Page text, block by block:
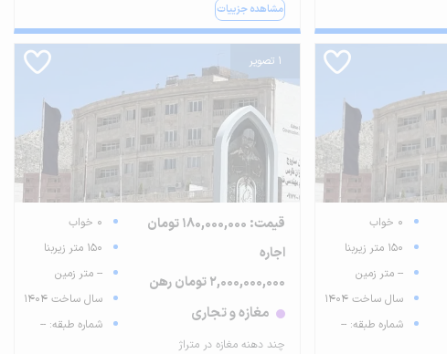
مشاهده جزییات
0 خواب
150 متر زیربنا
-- متر زمین
سال ساخت 1404
شماره طبقه: --
1 تصویر
قیمت: 180,000,000 تومان
اجاره
2,000,000,000 تومان رهن
مغازه و تجاری
چند دهنه مغازه در متراژ
0 خواب
150 متر زیربنا
-- متر زمین
سال ساخت 1404
شماره طبقه: --